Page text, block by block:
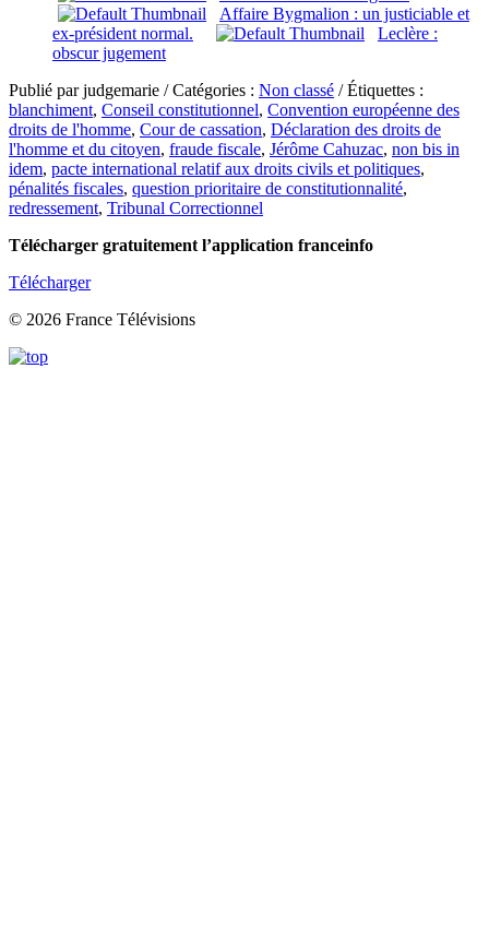
Affaire Bygmalion : un justiciable et
ex-président normal.
Leclère :
obscur jugement
Publié par judgemarie / Catégories : Non classé / Étiquettes :
blanchiment, Conseil constitutionnel, Convention européenne des
droits de l'homme, Cour de cassation, Déclaration des droits de
l'homme et du citoyen, fraude fiscale, Jérôme Cahuzac, non bis in
idem, pacte international relatif aux droits civils et politiques,
pénalités fiscales, question prioritaire de constitutionnalité,
redressement, Tribunal Correctionnel
Télécharger gratuitement l’application franceinfo
Télécharger
© 2026 France Télévisions